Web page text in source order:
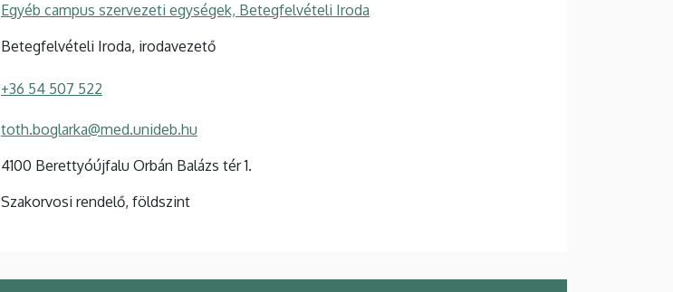
Egyéb campus szervezeti egységek, Betegfelvételi Iroda
Betegfelvételi Iroda, irodavezető
+36 54 507 522
toth.boglarka@med.unideb.hu
4100 Berettyóújfalu Orbán Balázs tér 1.
Szakorvosi rendelő, földszint